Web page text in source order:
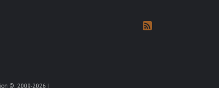
©, 2009-2026 |